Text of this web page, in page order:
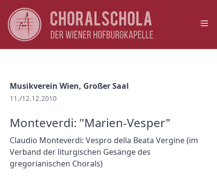
Musikverein Wien, Großer Saal
11./12.12.2010
Monteverdi: "Marien-Vesper"
Claudio Monteverdi: Vespro della Beata Vergine (im
Verband der liturgischen Gesänge des
gregorianischen Chorals)